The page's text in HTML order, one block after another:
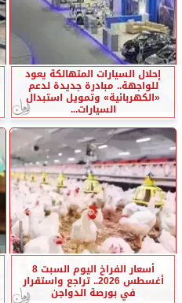
إحلال السيارات المتهالكة يعود
للواجهة.. مبادرة جديدة لدعم
«الكهربائية» وتمويل استبدال
السيارات...
أسعار الفراخ اليوم السبت 8
أغسطس 2026.. تراجع واستقرار
في بورصة الدواجن